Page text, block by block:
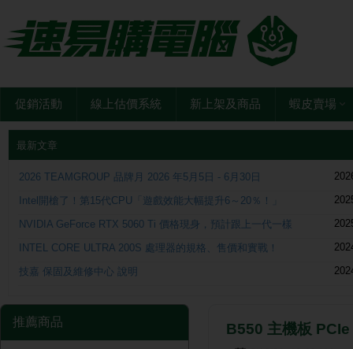
促銷活動 線上估價系統 新上架及商品 蝦皮賣場
最新文章
2026 TEAMGROUP 品牌月 2026 年5月5日 - 6月30日
Intel開槍了！第15代CPU「遊戲效能大幅提升6～20％！」
NVIDIA GeForce RTX 5060 Ti 價格現身，預計跟上一代一樣
INTEL CORE ULTRA 200S 處理器的規格、售價和實戰！
技嘉 保固及維修中心 說明
推薦商品 B550 主機板